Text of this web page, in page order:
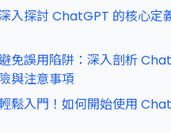
入探討 ChatGPT 的核心定
免誤用陷阱：深入剖析
與注意事項
鬆入門！如何開始使用